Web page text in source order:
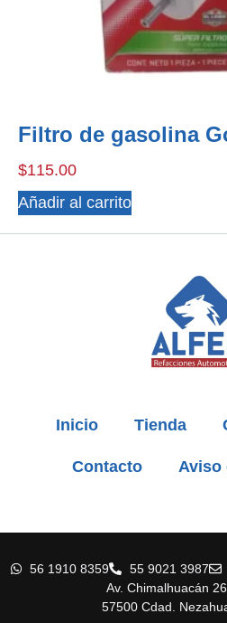
Filtro de gasolina
$115.00
Añadir al carrito
Inicio Tienda
Contacto Aviso
56 1910 8359 55 9021 3987
Av. Chimalhuacán
57500 Cdad.